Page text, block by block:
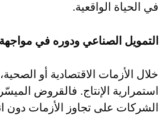
في الحياة الواقعية.
التمويل الصناعي ودوره في
خلال الأزمات الاقتصادية أو
استمرارية الإنتاج. فالقروض
الشركات على تجاوز الأزمات دون